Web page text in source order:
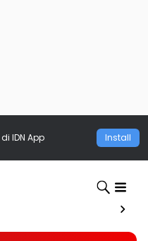
IDN App Install